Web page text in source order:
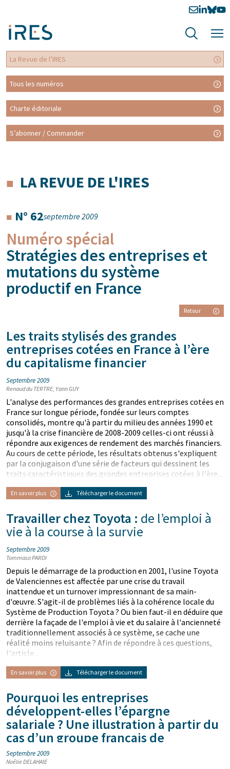
La Revue de l’IRES
Tous les numéros
Charte éditoriale
S’abonner / Commander
LA REVUE DE L'IRES
N° 62septembre 2009
Numéro spécial
Stratégies des entreprises et
mutations du système
productif en France
Retour
Les traits stylisés des grandes
entreprises cotées en France à l’ère
du capitalisme financier
Septembre 2009
Renaud du TERTRE, Yann GUY
L'analyse des performances des grandes entreprises cotées en
France sur longue période, fondée sur leurs comptes
consolidés, montre qu'à partir du milieu des années 1990 et
jusqu'à la crise financière de 2008-2009 celles-ci ont réussi à
répondre aux exigences de rendement des marchés financiers.
Au cours de cette période, les résultats obtenus s'expliquent
par la conjugaison d'une série de facteurs qui dessinent les
traits caractéristiques des grandes entreprises cotées à l'ère...
En savoir plus Télécharger le document
Travailler chez Toyota : de l’emploi à
vie à la course à la survie
Septembre 2009
Tommaso PARDI
Depuis le démarrage de la production en 2001, l'usine Toyota
de Valenciennes est affectée par une crise du travail
inattendue et un turnover impressionnant de sa main-
d'œuvre. S'agit-il de problèmes liés à la cohérence locale du
Système de Production Toyota ? Ou bien faut-il en déduire que
derrière la façade de l'emploi à vie et du salaire à l'ancienneté
traditionnellement associés à ce système, se cache une
réalité moins reluisante ? Afin de répondre à ces questions,
l'article...
En savoir plus Télécharger le document
Pourquoi les entreprises
développent-elles l’épargne
salariale ? Une illustration à partir du
cas d’un groupe français de
matériaux de construction
Septembre 2009
Noélie DELAHAIE